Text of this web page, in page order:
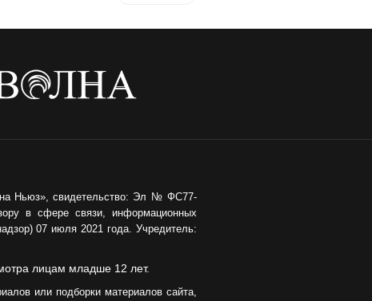
Ньюз», свидетельство: Эл № ФС77-
в сфере связи, информационных
07 июля 2021 года. Учредитель:
лицам младше 12 лет.
или подборки материалов сайта,